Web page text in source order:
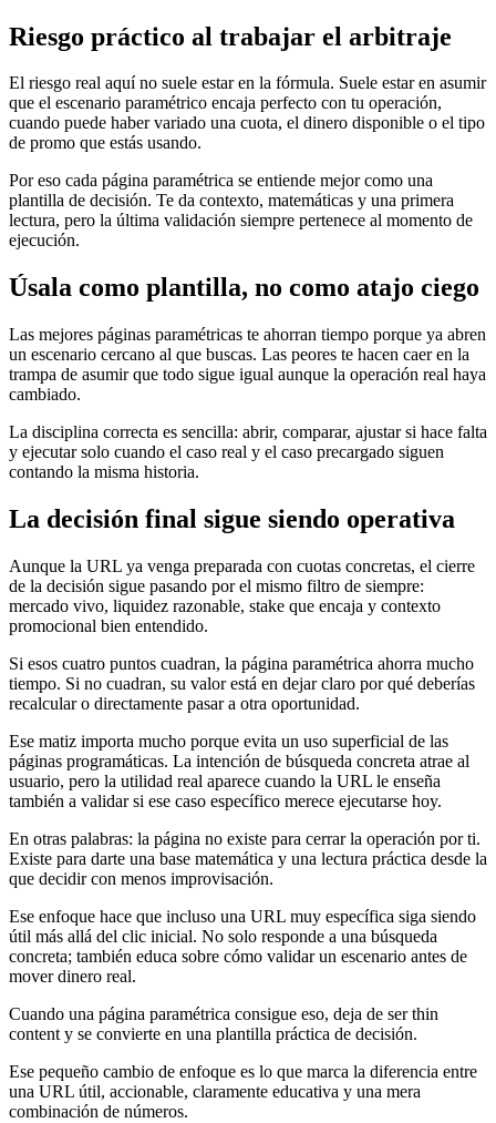
Riesgo práctico al trabajar el arbitraje
El riesgo real aquí no suele estar en la fórmula. Suele estar en asumir
que el escenario paramétrico encaja perfecto con tu operación,
cuando puede haber variado una cuota, el dinero disponible o el tipo
de promo que estás usando.
Por eso cada página paramétrica se entiende mejor como una
plantilla de decisión. Te da contexto, matemáticas y una primera
lectura, pero la última validación siempre pertenece al momento de
ejecución.
Úsala como plantilla, no como atajo ciego
Las mejores páginas paramétricas te ahorran tiempo porque ya abren
un escenario cercano al que buscas. Las peores te hacen caer en la
trampa de asumir que todo sigue igual aunque la operación real haya
cambiado.
La disciplina correcta es sencilla: abrir, comparar, ajustar si hace falta
y ejecutar solo cuando el caso real y el caso precargado siguen
contando la misma historia.
La decisión final sigue siendo operativa
Aunque la URL ya venga preparada con cuotas concretas, el cierre
de la decisión sigue pasando por el mismo filtro de siempre:
mercado vivo, liquidez razonable, stake que encaja y contexto
promocional bien entendido.
Si esos cuatro puntos cuadran, la página paramétrica ahorra mucho
tiempo. Si no cuadran, su valor está en dejar claro por qué deberías
recalcular o directamente pasar a otra oportunidad.
Ese matiz importa mucho porque evita un uso superficial de las
páginas programáticas. La intención de búsqueda concreta atrae al
usuario, pero la utilidad real aparece cuando la URL le enseña
también a validar si ese caso específico merece ejecutarse hoy.
En otras palabras: la página no existe para cerrar la operación por ti.
Existe para darte una base matemática y una lectura práctica desde la
que decidir con menos improvisación.
Ese enfoque hace que incluso una URL muy específica siga siendo
útil más allá del clic inicial. No solo responde a una búsqueda
concreta; también educa sobre cómo validar un escenario antes de
mover dinero real.
Cuando una página paramétrica consigue eso, deja de ser thin
content y se convierte en una plantilla práctica de decisión.
Ese pequeño cambio de enfoque es lo que marca la diferencia entre
una URL útil, accionable, claramente educativa y una mera
combinación de números.